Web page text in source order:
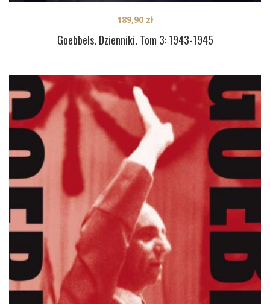
Goebbels. Dzienniki. Tom 3: 1943-1945
189,90 zł